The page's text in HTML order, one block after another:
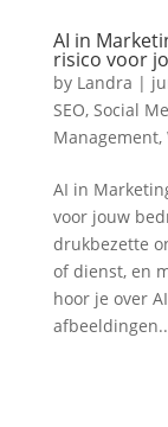
AI in
risico voor
by Landra |
SEO, Social
Management,
AI in
voor jouw
drukbezette
of dienst, en
hoor je over